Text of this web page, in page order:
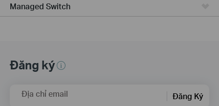
Managed Switch
Đăng ký
Địa chỉ email Đăng Ký